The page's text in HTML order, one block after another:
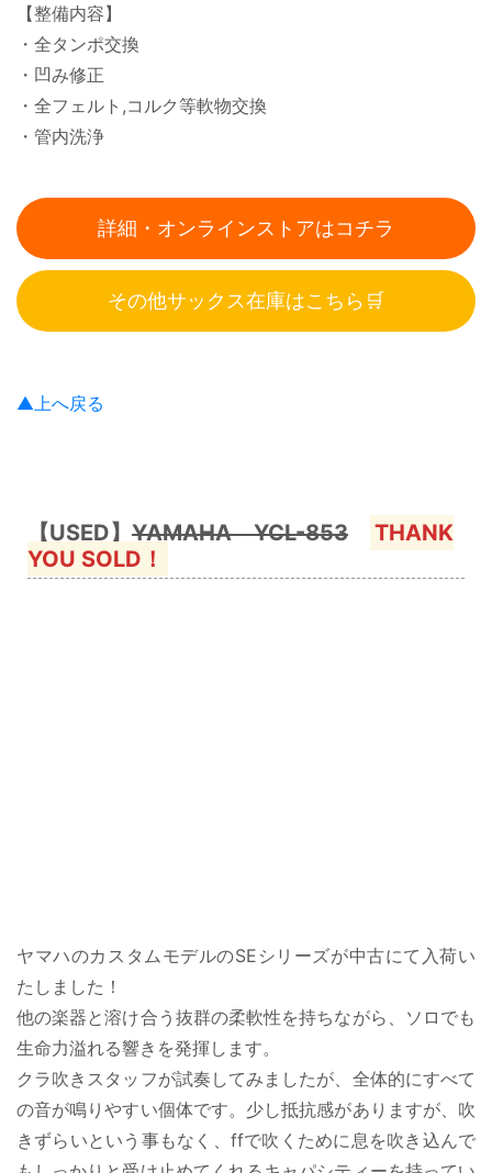
【整備内容】
・全タンポ交換
・凹み修正
・全フェルト,コルク等軟物交換
・管内洗浄
詳細・オンラインストアはコチラ
その他サックス在庫はこちら🛒
▲上へ戻る
【USED】 YAMAHA YCL-853
THANK
YOU SOLD！
ヤマハのカスタムモデルのSEシリーズが中古にて入荷い
たしました！
他の楽器と溶け合う抜群の柔軟性を持ちながら、ソロでも
生命力溢れる響きを発揮します。
クラ吹きスタッフが試奏してみましたが、全体的にすべて
の音が鳴りやすい個体です。少し抵抗感がありますが、吹
きずらいという事もなく、ffで吹くために息を吹き込んで